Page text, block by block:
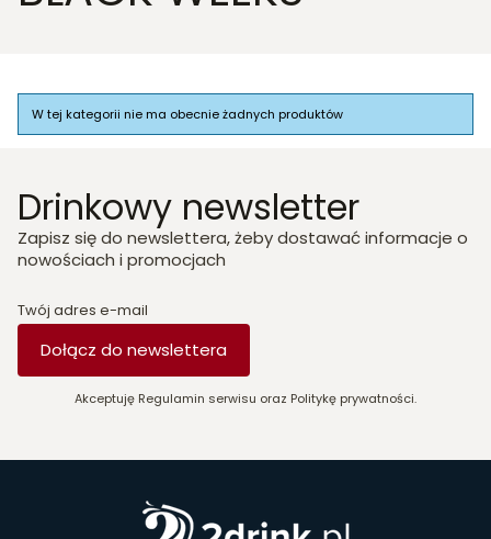
Lista produktów
W tej kategorii nie ma obecnie żadnych produktów
Drinkowy newsletter
Zapisz się do newslettera, żeby dostawać informacje o
nowościach i promocjach
Twój adres e-mail
Dołącz do newslettera
Akceptuję Regulamin serwisu oraz Politykę prywatności.